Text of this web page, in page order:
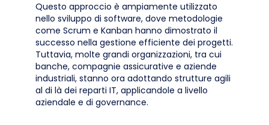
Questo approccio è ampiamente utilizzato
nello sviluppo di software, dove metodologie
come Scrum e Kanban hanno dimostrato il
successo nella gestione efficiente dei progetti.
Tuttavia, molte grandi organizzazioni, tra cui
banche, compagnie assicurative e aziende
industriali, stanno ora adottando strutture agili
al di là dei reparti IT, applicandole a livello
aziendale e di governance.